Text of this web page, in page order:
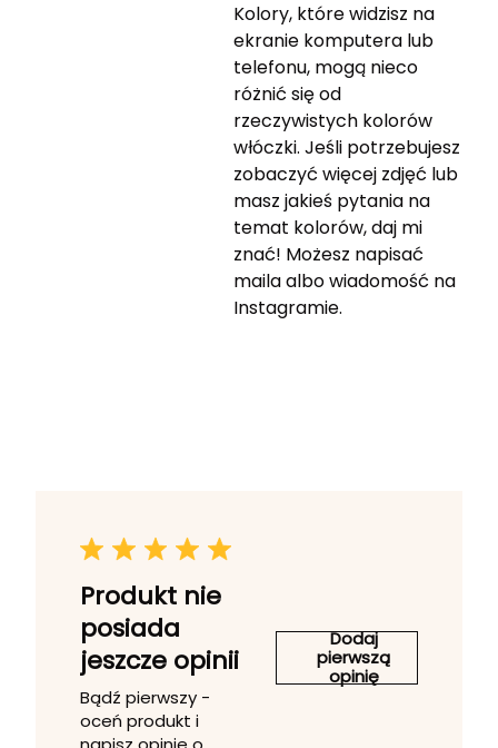
Kolory, które widzisz na
ekranie komputera lub
telefonu, mogą nieco
różnić się od
rzeczywistych kolorów
włóczki. Jeśli potrzebujesz
zobaczyć więcej zdjęć lub
masz jakieś pytania na
temat kolorów, daj mi
znać! Możesz napisać
maila albo wiadomość na
Instagramie.
Produkt nie
posiada
jeszcze opinii
Bądź pierwszy -
oceń produkt i
Dodaj
pierwszą
opinię